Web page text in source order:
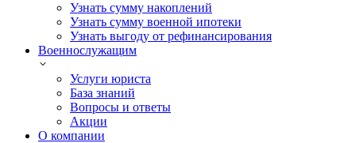
Узнать сумму накоплений
Узнать сумму военной ипотеки
Узнать выгоду от рефинансирования
Военнослужащим
Услуги юриста
База знаний
Вопросы и ответы
Акции
О компании